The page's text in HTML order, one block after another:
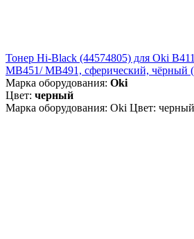
Тонер Hi-Black (44574805) для Oki
MB451/ MB491, сферический, чёрный
Марка оборудования: Oki
Цвет: черный
Марка оборудования: Oki Цвет: черный